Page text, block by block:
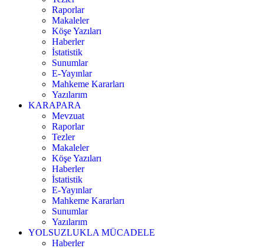
Raporlar
Makaleler
Köşe Yazıları
Haberler
İstatistik
Sunumlar
E-Yayınlar
Mahkeme Kararları
Yazılarım
KARAPARA
Mevzuat
Raporlar
Tezler
Makaleler
Köşe Yazıları
Haberler
İstatistik
E-Yayınlar
Mahkeme Kararları
Sunumlar
Yazılarım
YOLSUZLUKLA MÜCADELE
Haberler